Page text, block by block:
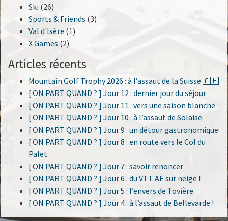
Ski (26)
Sports & Friends (3)
Val d'Isère (1)
X Games (2)
Articles récents
Mountain Golf Trophy 2026 : à l’assaut de la Suisse 🇨🇭
[ ON PART QUAND ? ] Jour 12 : dernier jour du séjour
[ ON PART QUAND ? ] Jour 11 : vers une saison blanche
[ ON PART QUAND ? ] Jour 10 : à l’assaut de Solaise
[ ON PART QUAND ? ] Jour 9 : un détour gastronomique
[ ON PART QUAND ? ] Jour 8 : en route vers le Col du
Palet
[ ON PART QUAND ? ] Jour 7 : savoir renoncer
[ ON PART QUAND ? ] Jour 6 : du VTT AE sur neige !
[ ON PART QUAND ? ] Jour 5 : l’envers de Tovière
[ ON PART QUAND ? ] Jour 4 : à l’assaut de Bellevarde !